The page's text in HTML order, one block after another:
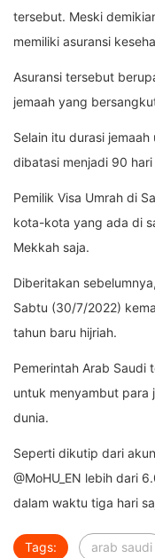
tersebut. Meski
memiliki asuransi
Asuransi tersebut
jemaah yang
Selain itu durasi
dibatasi menjadi 90 hari
Pemilik Visa Umrah di
kota-kota yang ada di
Mekkah saja.
Diberitakan
Sabtu (30/7/2022)
tahun baru hijriah.
Pemerintah Arab Saudi
untuk menyambut para
dunia.
Seperti dikutip dari
@MoHU_EN lebih dari
dalam waktu tiga hari
Tags: arab saudi